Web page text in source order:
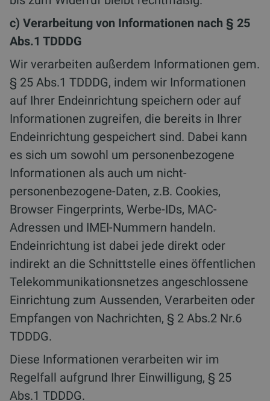
c) Verarbeitung von Informationen nach § 25
Abs.1 TDDDG
Wir verarbeiten außerdem Informationen gem.
§ 25 Abs.1 TDDDG, indem wir Informationen
auf Ihrer Endeinrichtung speichern oder auf
Informationen zugreifen, die bereits in Ihrer
Endeinrichtung gespeichert sind. Dabei kann
es sich um sowohl um personenbezogene
Informationen als auch um nicht-
personenbezogene-Daten, z.B. Cookies,
Browser Fingerprints, Werbe-IDs, MAC-
Adressen und IMEI-Nummern handeln.
Endeinrichtung ist dabei jede direkt oder
indirekt an die Schnittstelle eines öffentlichen
Telekommunikationsnetzes angeschlossene
Einrichtung zum Aussenden, Verarbeiten oder
Empfangen von Nachrichten, § 2 Abs.2 Nr.6
TDDDG.
Diese Informationen verarbeiten wir im
Regelfall aufgrund Ihrer Einwilligung, § 25
Abs.1 TDDDG.